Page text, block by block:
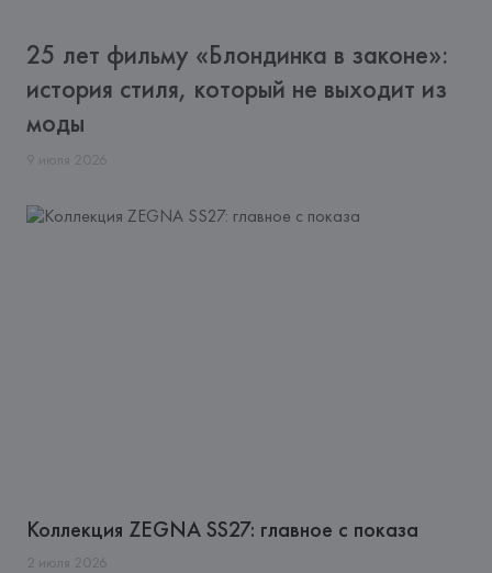
25 лет фильму «Блондинка в законе»:
история стиля, который не выходит из
моды
июля 2026
Коллекция ZEGNA SS27: главное с показа
2 июля 2026